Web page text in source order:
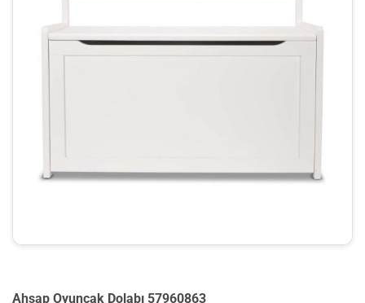
Ahşap Oyuncak Dolabı 57960863